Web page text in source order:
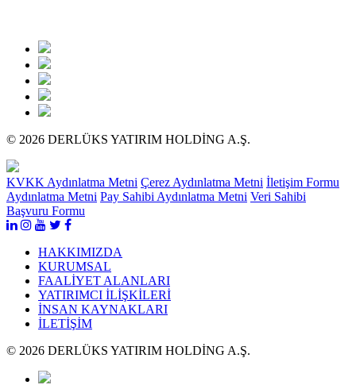
© 2026 DERLÜKS YATIRIM HOLDİNG A.Ş.
KVKK Aydınlatma Metni Çerez Aydınlatma Metni İletişim Formu
Aydınlatma Metni Pay Sahibi Aydınlatma Metni Veri Sahibi
Başvuru Formu
HAKKIMIZDA
KURUMSAL
FAALİYET ALANLARI
YATIRIMCI İLİŞKİLERİ
İNSAN KAYNAKLARI
İLETİŞİM
© 2026 DERLÜKS YATIRIM HOLDİNG A.Ş.